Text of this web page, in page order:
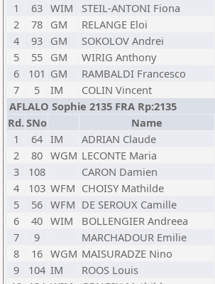
1
63 WIM STEIL-ANTONI Fiona
2
78 GM RELANGE Eloi
4
93 GM SOKOLOV Andrei
5
55 GM WIRIG Anthony
6
101 GM RAMBALDI Francesco
7
5 IM COLIN Vincent
AFLALO Sophie 2135 FRA Rp:2135
Rd.SNo Name
1
64 IM ADRIAN Claude
2
80 WGM LECONTE Maria
3
108 CARON Damien
4
103 WFM CHOISY Mathilde
5
56 WFM DE SEROUX Camille
6
40 WIM BOLLENGIER Andreea
7
9 MARCHADOUR Emilie
8
16 WGM MAISURADZE Nino
9
104 IM ROOS Louis